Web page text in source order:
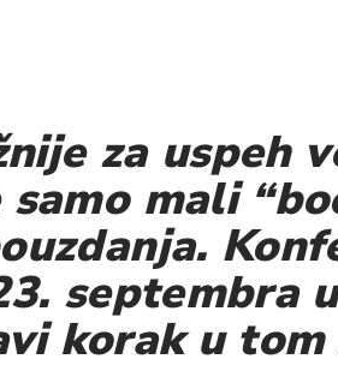
za uspeh
mali
septembra
korak u tom